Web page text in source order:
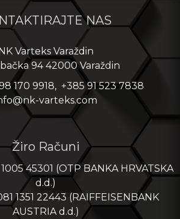
NAS
Varteks Varaždin
94 42000 Varaždin
170 9918, +385 91 523 7838
varteks.com
Žiro Računi
45301 (OTP BANKA HRVATSKA
d.d.)
1351 22443 (RAIFFEISENBANK
AUSTRIA d.d.)